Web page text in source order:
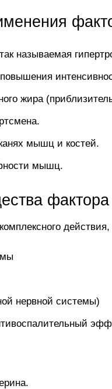
называемая
жира
мышц и костей.
мышц.
фактора
нервной системы)